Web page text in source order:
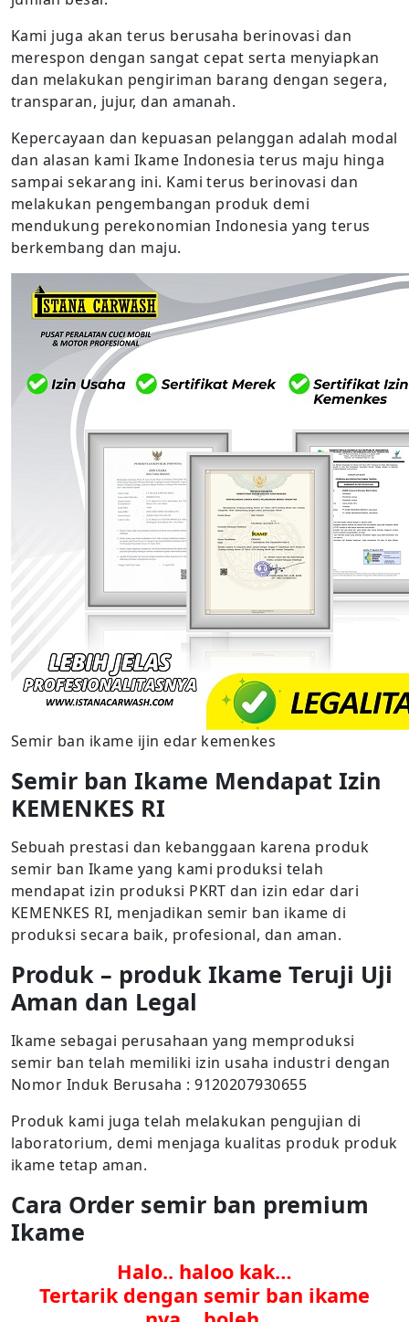
Kami juga akan terus berusaha berinovasi dan
merespon dengan sangat cepat serta menyiapkan
dan melakukan pengiriman barang dengan segera,
transparan, jujur, dan amanah.
Kepercayaan dan kepuasan pelanggan adalah modal
dan alasan kami Ikame Indonesia terus maju hinga
sampai sekarang ini. Kami terus berinovasi dan
melakukan pengembangan produk demi
mendukung perekonomian Indonesia yang terus
berkembang dan maju.
Semir ban ikame ijin edar kemenkes
Semir ban Ikame Mendapat Izin
KEMENKES RI
Sebuah prestasi dan kebanggaan karena produk
semir ban Ikame yang kami produksi telah
mendapat izin produksi PKRT dan izin edar dari
KEMENKES RI, menjadikan semir ban ikame di
produksi secara baik, profesional, dan aman.
Produk – produk Ikame Teruji Uji
Aman dan Legal
Ikame sebagai perusahaan yang memproduksi
semir ban telah memiliki izin usaha industri dengan
Nomor Induk Berusaha : 9120207930655
Produk kami juga telah melakukan pengujian di
laboratorium, demi menjaga kualitas produk produk
ikame tetap aman.
Cara Order semir ban premium
Ikame
Halo.. haloo kak…
Tertarik dengan semir ban ikame